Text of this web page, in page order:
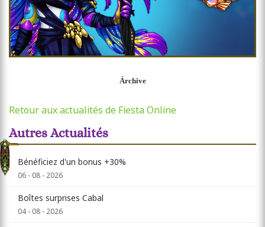
Árchive
Retour aux actualités de Fiesta Online
Autres Actualités
Bénéficiez d'un bonus +30%
06 - 08 - 2026
Boîtes surprises Cabal
04 - 08 - 2026